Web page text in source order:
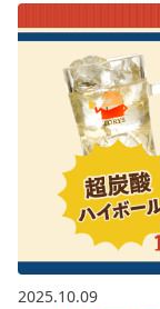
2025.10.09